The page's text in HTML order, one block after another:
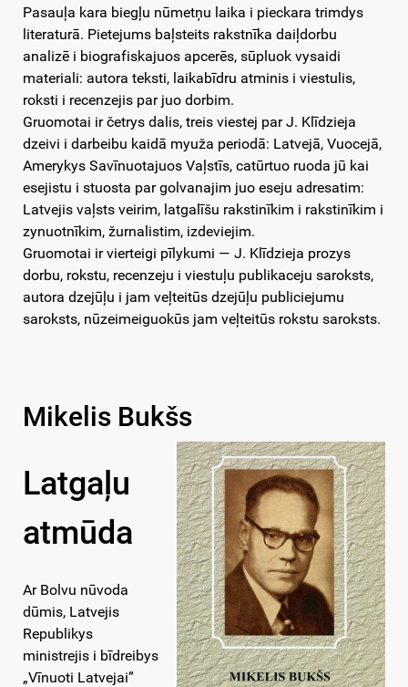
Pasauļa kara biegļu nūmetņu laika i pieckara trimdys
literaturā. Pietejums baļsteits rakstnīka daiļdorbu
analizē i biografiskajuos apcerēs, sūpluok vysaidi
materiali: autora teksti, laikabīdru atminis i viestulis,
roksti i recenzejis par juo dorbim.
Gruomotai ir četrys dalis, treis viestej par J. Klīdzieja
dzeivi i darbeibu kaidā myuža periodā: Latvejā, Vuocejā,
Amerykys Savīnuotajuos Vaļstīs, catūrtuo ruoda jū kai
esejistu i stuosta par golvanajim juo eseju adresatim:
Latvejis vaļsts veirim, latgalīšu rakstinīkim i rakstinīkim i
zynuotnīkim, žurnalistim, izdeviejim.
Gruomotai ir vierteigi pīlykumi — J. Klīdzieja prozys
dorbu, rokstu, recenzeju i viestuļu publikaceju saroksts,
autora dzejūļu i jam veļteitūs dzejūļu publiciejumu
saroksts, nūzeimeiguokūs jam veļteitūs rokstu saroksts.
Mikelis Bukšs
Latgaļu
atmūda
Ar Bolvu nūvoda
dūmis, Latvejis
Republikys
ministrejis i bīdreibys
„Vīnuoti Latvejai”